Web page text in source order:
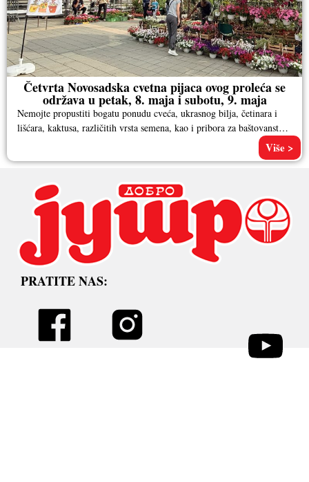
Četvrta Novosadska cvetna pijaca ovog proleća se
održava u petak, 8. maja i subotu, 9. maja
Nemojte propustiti bogatu ponudu cveća, ukrasnog bilja, četinara i
lišćara, kaktusa, različitih vrsta semena, kao i pribora za baštovanstvo.
Više >
PRATITE NAS: